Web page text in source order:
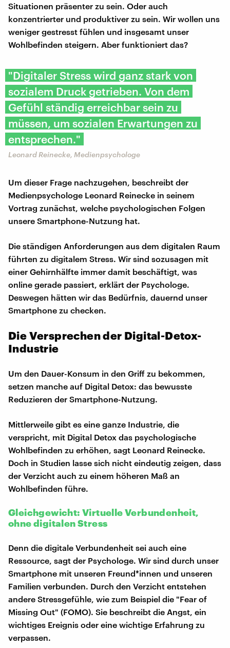
Situationen präsenter zu sein. Oder auch
konzentrierter und produktiver zu sein. Wir wollen uns
weniger gestresst fühlen und insgesamt unser
Wohlbefinden steigern. Aber funktioniert das?
"Digitaler Stress wird ganz stark von
sozialem Druck getrieben. Von dem
Gefühl ständig erreichbar sein zu
müssen, um sozialen Erwartungen zu
entsprechen."
Leonard Reinecke, Medienpsychologe
Um dieser Frage nachzugehen, beschreibt der
Medienpsychologe Leonard Reinecke in seinem
Vortrag zunächst, welche psychologischen Folgen
unsere Smartphone-Nutzung hat.
Die ständigen Anforderungen aus dem digitalen Raum
führten zu digitalem Stress. Wir sind sozusagen mit
einer Gehirnhälfte immer damit beschäftigt, was
online gerade passiert, erklärt der Psychologe.
Deswegen hätten wir das Bedürfnis, dauernd unser
Smartphone zu checken.
Die Versprechen der Digital-Detox-
Industrie
Um den Dauer-Konsum in den Griff zu bekommen,
setzen manche auf Digital Detox: das bewusste
Reduzieren der Smartphone-Nutzung.
Mittlerweile gibt es eine ganze Industrie, die
verspricht, mit Digital Detox das psychologische
Wohlbefinden zu erhöhen, sagt Leonard Reinecke.
Doch in Studien lasse sich nicht eindeutig zeigen, dass
der Verzicht auch zu einem höheren Maß an
Wohlbefinden führe.
Gleichgewicht: Virtuelle Verbundenheit,
ohne digitalen Stress
Denn die digitale Verbundenheit sei auch eine
Ressource, sagt der Psychologe. Wir sind durch unser
Smartphone mit unseren Freund*innen und unseren
Familien verbunden. Durch den Verzicht entstehen
andere Stressgefühle, wie zum Beispiel die "Fear of
Missing Out" (FOMO). Sie beschreibt die Angst, ein
wichtiges Ereignis oder eine wichtige Erfahrung zu
verpassen.